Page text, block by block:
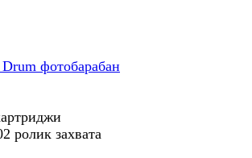
фотобарабан